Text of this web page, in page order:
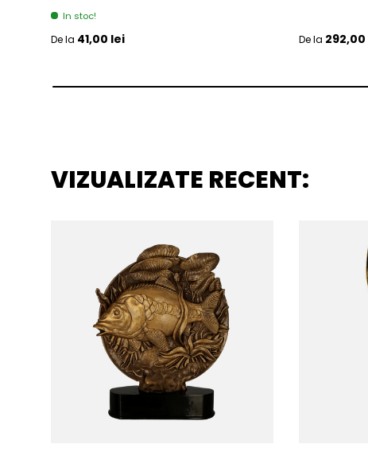
In stoc!
Pret initial
De la 41,00 lei Pret initial
De la
VIZUALIZATE RECENT: